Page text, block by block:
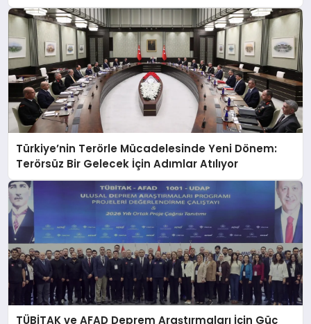
Türkiye’nin Terörle Mücadelesinde Yeni Dönem:
Terörsüz Bir Gelecek İçin Adımlar Atılıyor
TÜBİTAK ve AFAD Deprem Araştırmaları İçin Güç